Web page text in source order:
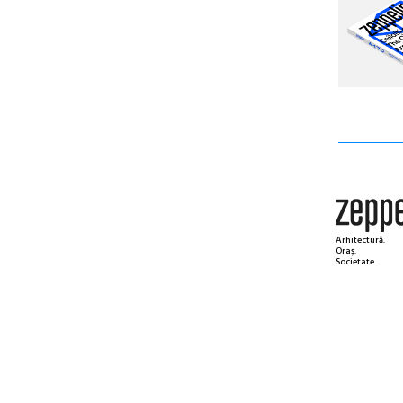
Arhitectură.
Oraș.
Societate.